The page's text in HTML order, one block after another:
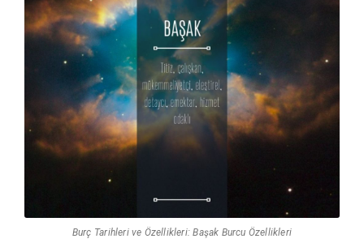
Burç Tarihleri ve Özellikleri: Başak Burcu Özellikleri